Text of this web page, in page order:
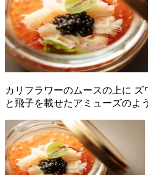
カリフラワーのムースの上に
と飛子を載せたアミューズのよ